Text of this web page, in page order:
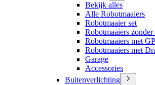
Bekijk alles
Alle Robotmaaiers
Robotmaaier set
Robotmaaiers zonder
Robotmaaiers met
Robotmaaiers met
Garage
Accessories
Buitenverlichting